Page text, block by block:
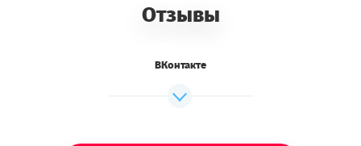
Отзывы
ВКонтакте